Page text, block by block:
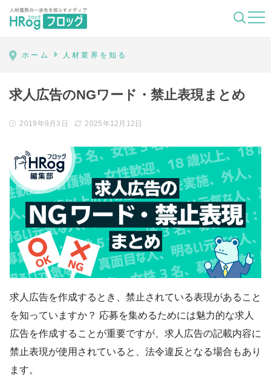
HRog | 人材業界の一歩先を照らすメディ
ホーム 人材業界を知る
求人広告のNGワード・禁止表現まとめ
2019年9月3日 2025年12月12日
求人広告を作成するとき、禁止されている表現があること
を知っていますか？ 応募を集めるためには魅力的な求人
広告を作成することが重要ですが、求人広告の記載内容に
禁止表現が使用されていると、法令違反となる場合もあり
ます。